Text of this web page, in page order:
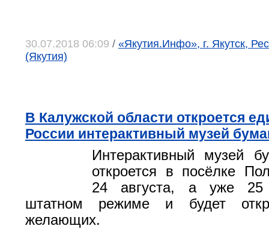
30.07.2018 06:09 / «Якутия.Инфо», г. Якутск,
(Якутия)
В Калужской области откроется
России интерактивный музей
Интерактивный музей
откроется в посёлке
24 августа, а уже 25
штатном режиме и будет
желающих.